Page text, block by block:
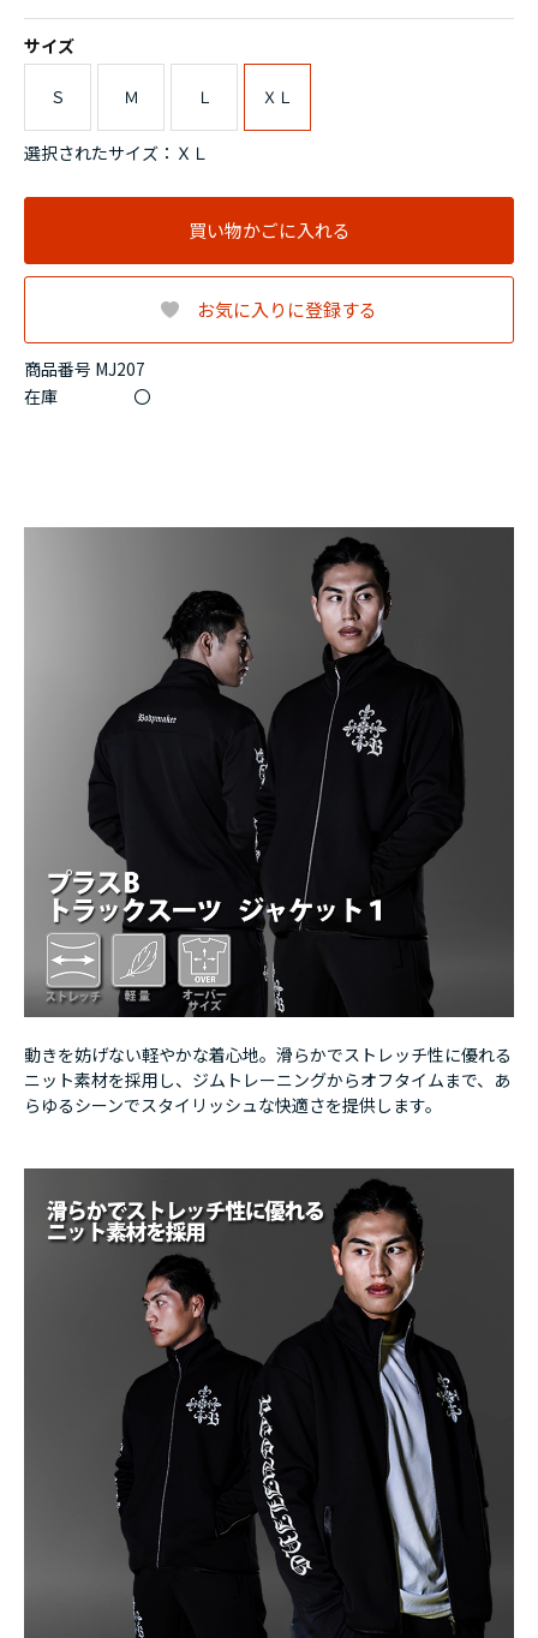
商品番号 MJ207
在庫 〇
サイズ
Ｓ Ｍ Ｌ ＸＬ
選択されたサイズ：ＸＬ
買い物かごに入れる
お気に入りに登録する
動きを妨げない軽やかな着心地。滑らかでストレッチ性に優れる
ニット素材を採用し、ジムトレーニングからオフタイムまで、あ
らゆるシーンでスタイリッシュな快適さを提供します。